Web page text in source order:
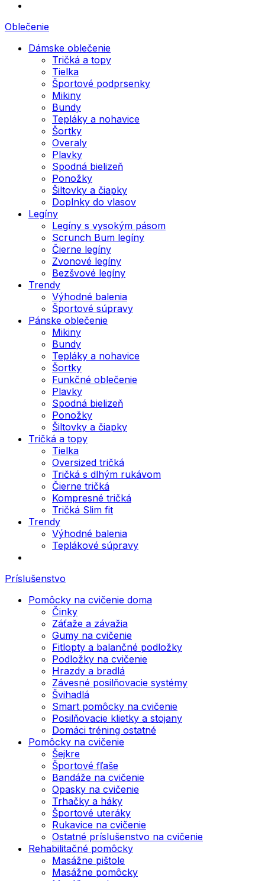
Oblečenie
Dámske oblečenie
Tričká a topy
Tielka
Športové podprsenky
Mikiny
Bundy
Tepláky a nohavice
Šortky
Overaly
Plavky
Spodná bielizeň
Ponožky
Šiltovky a čiapky
Doplnky do vlasov
Legíny
Legíny s vysokým pásom
Scrunch Bum legíny
Čierne legíny
Zvonové legíny
Bezšvové legíny
Trendy
Výhodné balenia
Športové súpravy
Pánske oblečenie
Mikiny
Bundy
Tepláky a nohavice
Šortky
Funkčné oblečenie
Plavky
Spodná bielizeň
Ponožky
Šiltovky a čiapky
Tričká a topy
Tielka
Oversized tričká
Tričká s dlhým rukávom
Čierne tričká
Kompresné tričká
Tričká Slim fit
Trendy
Výhodné balenia
Teplákové súpravy
Príslušenstvo
Pomôcky na cvičenie doma
Činky
Záťaže a závažia
Gumy na cvičenie
Fitlopty a balančné podložky
Podložky na cvičenie
Hrazdy a bradlá
Závesné posilňovacie systémy
Švihadlá
Smart pomôcky na cvičenie
Posilňovacie klietky a stojany
Domáci tréning ostatné
Pomôcky na cvičenie
Šejkre
Športové fľaše
Bandáže na cvičenie
Opasky na cvičenie
Trhačky a háky
Športové uteráky
Rukavice na cvičenie
Ostatné príslušenstvo na cvičenie
Rehabilitačné pomôcky
Masážne pištole
Masážne pomôcky